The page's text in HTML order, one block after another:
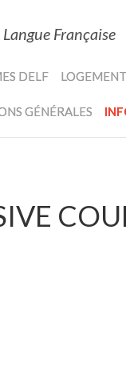
Française
DELF
GÉNÉRALES